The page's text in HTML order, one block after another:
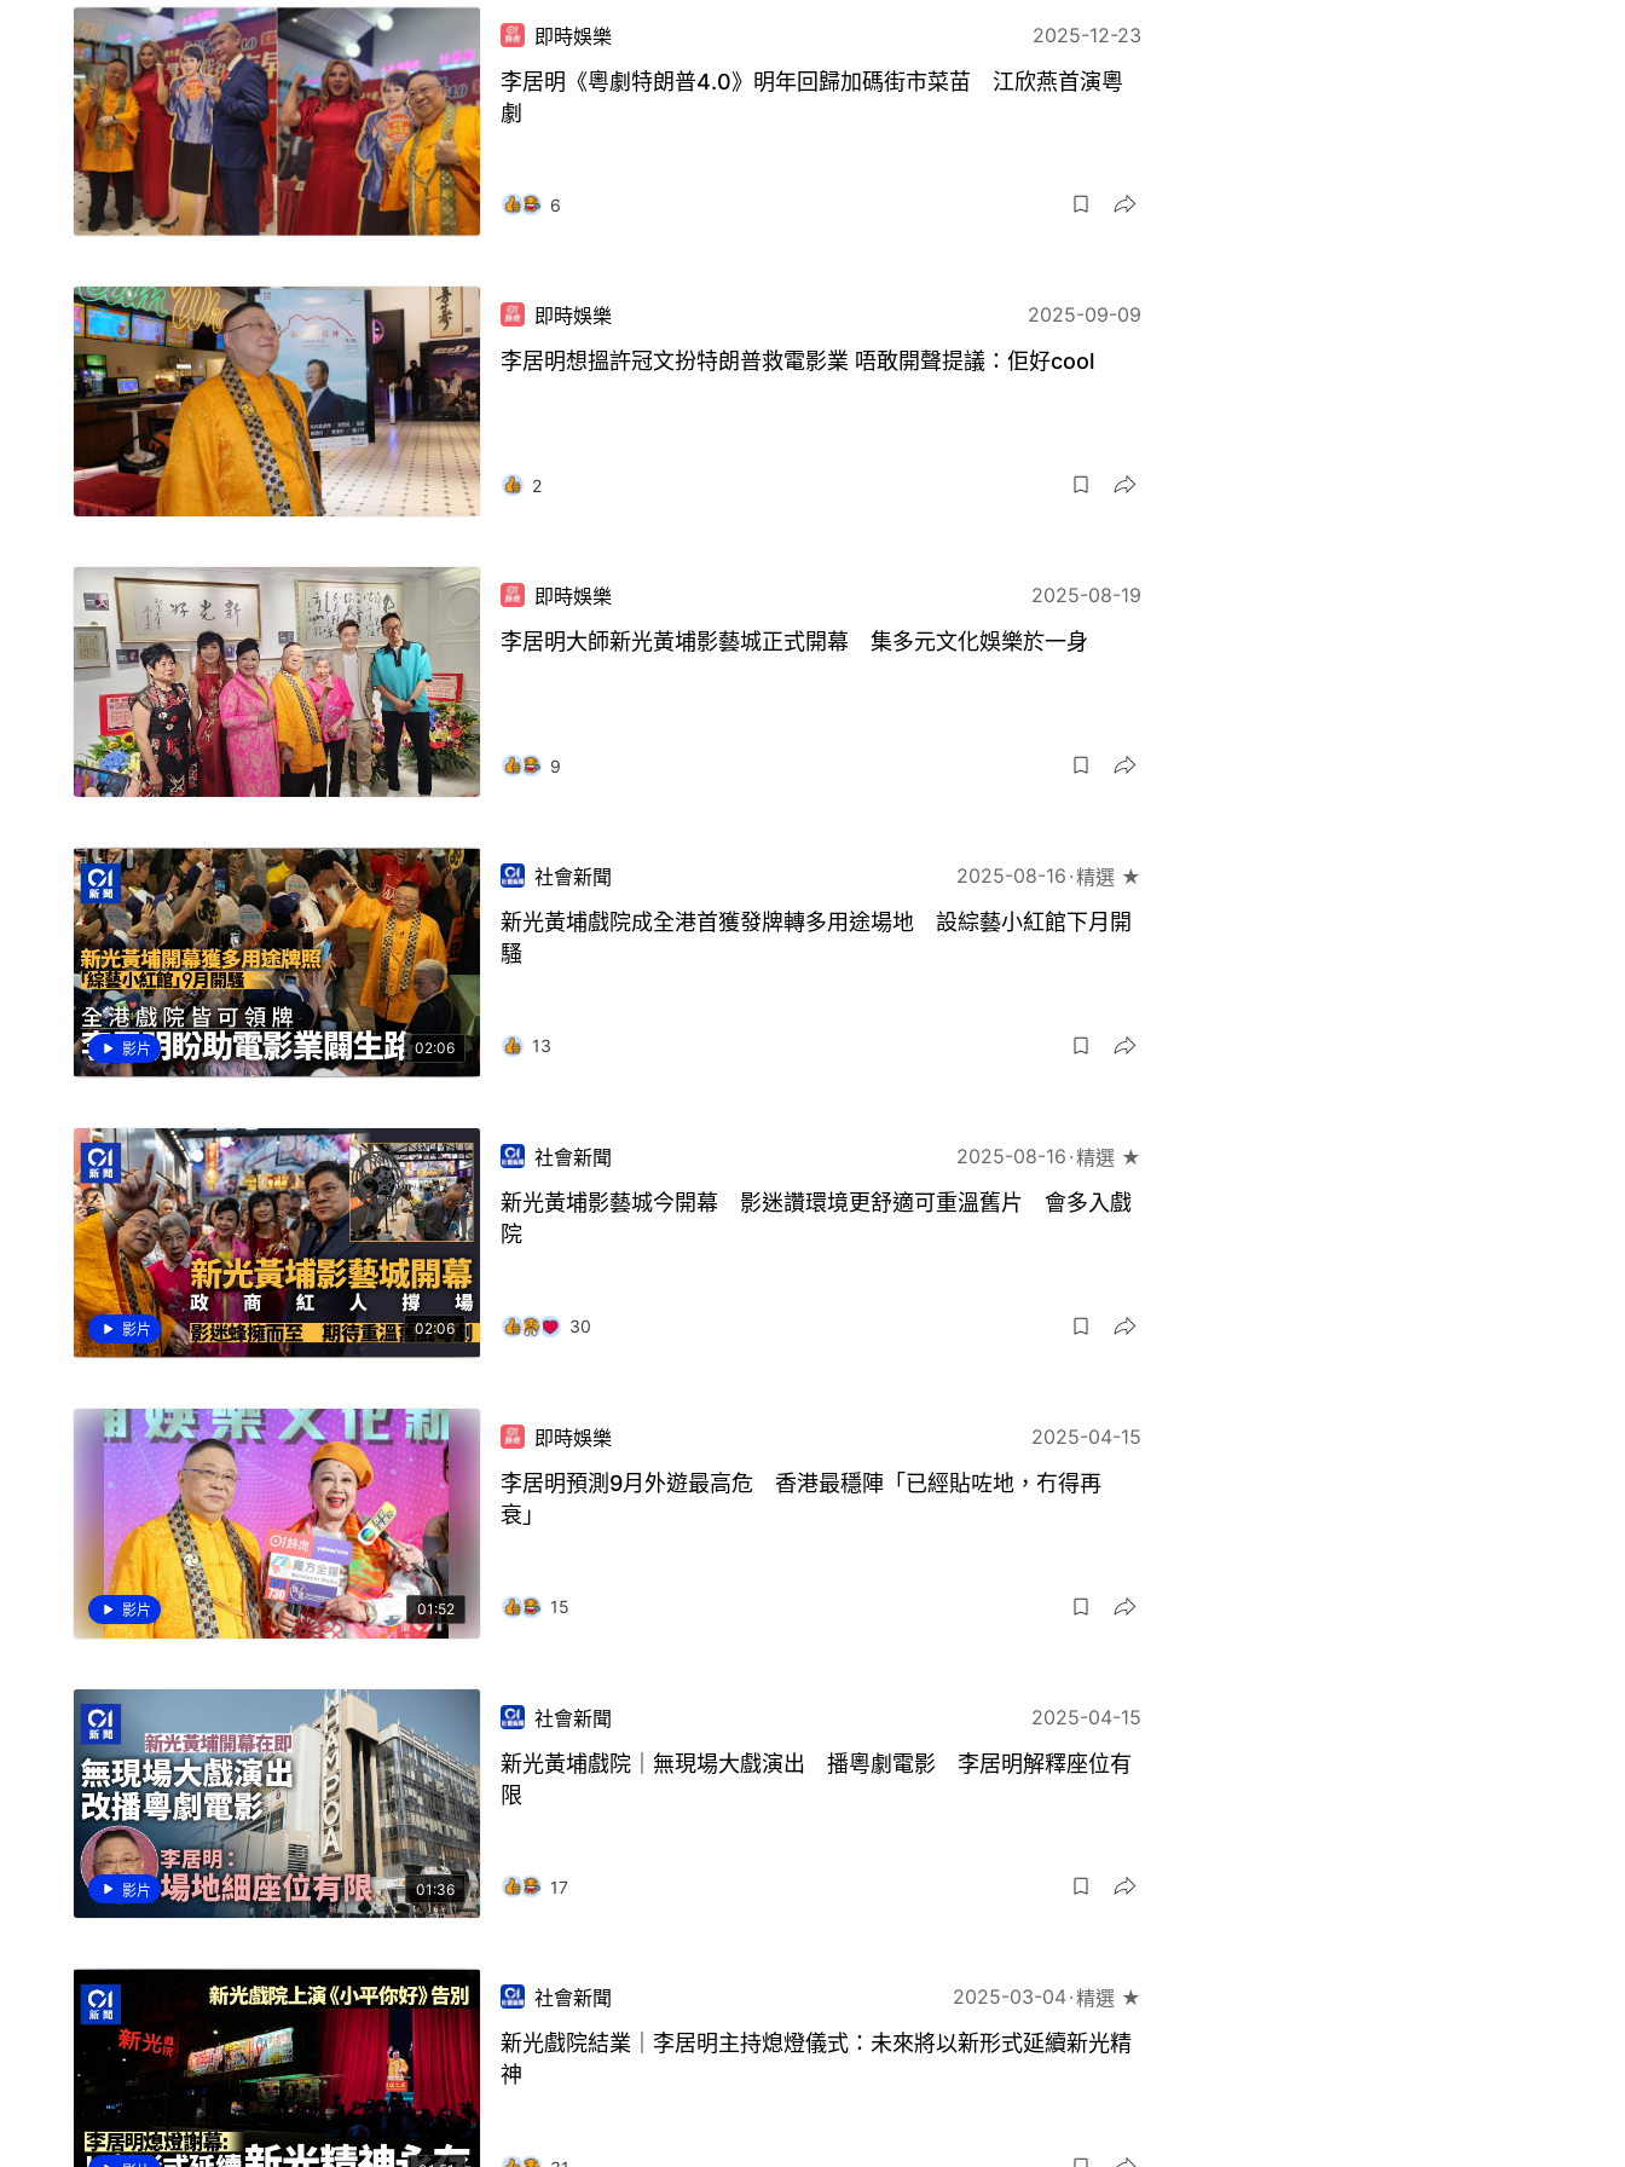
即時娛樂 2025-12-23
李居明《粵劇特朗普4.0》明年回歸加碼街市菜苗 江欣燕首演粵
劇
6
即時娛樂 2025-09-09
李居明想搵許冠文扮特朗普救電影業 唔敢開聲提議：佢好cool
2
即時娛樂 2025-08-19
李居明大師新光黃埔影藝城正式開幕 集多元文化娛樂於一身
9
影片 02:06
社會新聞 2025-08-16 精選 ★
新光黃埔戲院成全港首獲發牌轉多用途場地 設綜藝小紅館下月開
騷
13
影片 02:06
社會新聞 2025-08-16 精選 ★
新光黃埔影藝城今開幕 影迷讚環境更舒適可重溫舊片 會多入戲
院
30
影片 01:52
即時娛樂 2025-04-15
李居明預測9月外遊最高危 香港最穩陣「已經貼咗地，冇得再
衰」
15
影片 01:36
社會新聞 2025-04-15
新光黃埔戲院｜無現場大戲演出 播粵劇電影 李居明解釋座位有
限
17
社會新聞 2025-03-04 精選 ★
新光戲院結業｜李居明主持熄燈儀式：未來將以新形式延續新光精
神